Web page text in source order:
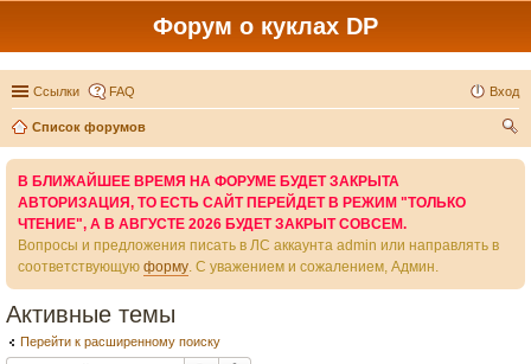
Форум о куклах DP
Ссылки FAQ Вход
Список форумов
В БЛИЖАЙШЕЕ ВРЕМЯ НА ФОРУМЕ БУДЕТ ЗАКРЫТА
АВТОРИЗАЦИЯ, ТО ЕСТЬ САЙТ ПЕРЕЙДЕТ В РЕЖИМ "ТОЛЬКО
ЧТЕНИЕ", А В АВГУСТЕ 2026 БУДЕТ ЗАКРЫТ СОВСЕМ.
Вопросы и предложения писать в ЛС аккаунта admin или направлять в
соответствующую форму. С уважением и сожалением, Админ.
Активные темы
Перейти к расширенному поиску